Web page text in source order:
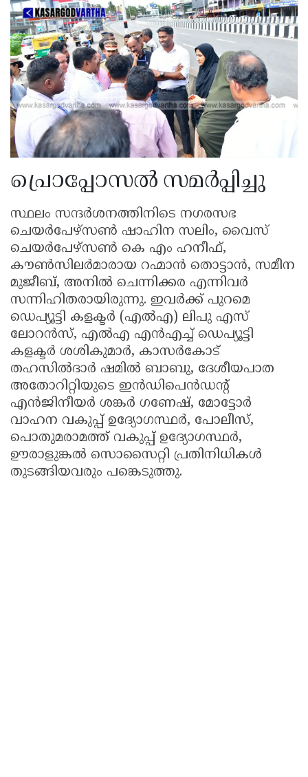
പ്രൊപ്പോസൽ സമർപ്പിച്ചു
സ്ഥലം സന്ദർശനത്തിനിടെ നഗരസഭ
ചെയർപേഴ്സൺ ഷാഹിന സലിം, വൈസ്
ചെയർപേഴ്സൺ കെ എം ഹനീഫ്,
കൗൺസിലർമാരായ റഹ്മാൻ തൊട്ടാൻ, സമീന
മുജീബ്, അനിൽ ചെന്നിക്കര എന്നിവർ
സന്നിഹിതരായിരുന്നു. ഇവർക്ക് പുറമെ
ഡെപ്യൂട്ടി കളക്ടർ (എൽഎ) ലിപു എസ്
ലോറൻസ്, എൽഎ എൻഎച്ച് ഡെപ്യൂട്ടി
കളക്ടർ ശശികുമാർ, കാസർകോട്
തഹസിൽദാർ ഷമിൽ ബാബു, ദേശീയപാത
അതോറിറ്റിയുടെ ഇൻഡിപെൻഡന്റ്
എൻജിനീയർ ശങ്കർ ഗണേഷ്, മോട്ടോർ
വാഹന വകുപ്പ് ഉദ്യോഗസ്ഥർ, പോലീസ്,
പൊതുമരാമത്ത് വകുപ്പ് ഉദ്യോഗസ്ഥർ,
ഊരാളുങ്കൽ സൊസൈറ്റി പ്രതിനിധികൾ
തുടങ്ങിയവരും പങ്കെടുത്തു.